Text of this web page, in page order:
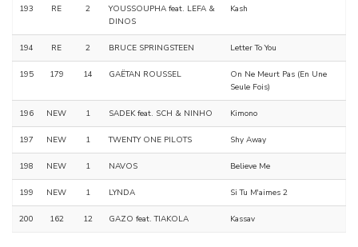
193 RE 2
YOUSSOUPHA feat. LEFA &
DINOS
Kash
194 RE 2 BRUCE SPRINGSTEEN Letter To You
195 179 14 GAËTAN ROUSSEL
On Ne Meurt Pas (En Une
Seule Fois)
196 NEW 1 SADEK feat. SCH & NINHO Kimono
197 NEW 1 TWENTY ONE PILOTS Shy Away
198 NEW 1 NAVOS Believe Me
199 NEW 1 LYNDA Si Tu M'aimes 2
200 162 12 GAZO feat. TIAKOLA Kassav